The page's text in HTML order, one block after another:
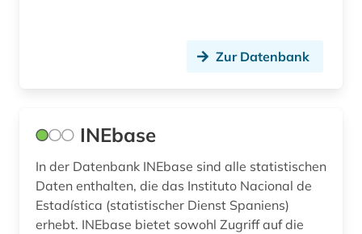
auslandsschulden (3)
ausschreibung (1)
aussprache (1)
Zur Datenbank
INEbase
In der Datenbank INEbase sind alle statistischen
Daten enthalten, die das Instituto Nacional de
Estadística (statistischer Dienst Spaniens)
erhebt. INEbase bietet sowohl Zugriff auf die